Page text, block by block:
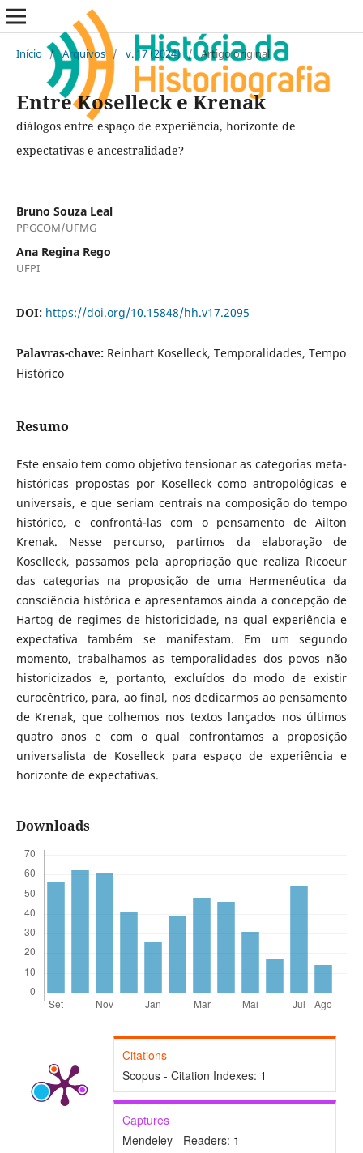
Início / Arquivos / v. 17 (2024) / Artigo original
Entre Koselleck e Krenak
diálogos entre espaço de experiência, horizonte de
expectativas e ancestralidade?
Bruno Souza Leal
PPGCOM/UFMG
Ana Regina Rego
UFPI
DOI: https://doi.org/10.15848/hh.v17.2095
Palavras-chave: Reinhart Koselleck, Temporalidades, Tempo
Histórico
Resumo
Este ensaio tem como objetivo tensionar as categorias meta-
históricas propostas por Koselleck como antropológicas e
universais, e que seriam centrais na composição do tempo
histórico, e confrontá-las com o pensamento de Ailton
Krenak. Nesse percurso, partimos da elaboração de
Koselleck, passamos pela apropriação que realiza Ricoeur
das categorias na proposição de uma Hermenêutica da
consciência histórica e apresentamos ainda a concepção de
Hartog de regimes de historicidade, na qual experiência e
expectativa também se manifestam. Em um segundo
momento, trabalhamos as temporalidades dos povos não
historicizados e, portanto, excluídos do modo de existir
eurocêntrico, para, ao final, nos dedicarmos ao pensamento
de Krenak, que colhemos nos textos lançados nos últimos
quatro anos e com o qual confrontamos a proposição
universalista de Koselleck para espaço de experiência e
horizonte de expectativas.
Downloads
Citations
Scopus - Citation Indexes: 1
Captures
Mendeley - Readers: 1